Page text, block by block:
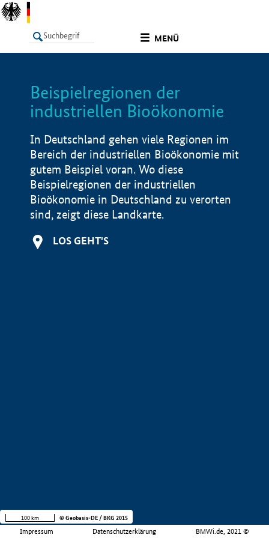
MENÜ
LISTE
Beispielregionen der
industriellen Bioökonomie
In Deutschland gehen viele Regionen im
Bereich der industriellen Bioökonomie mit
gutem Beispiel voran. Wo diese
Beispielregionen der industriellen
Bioökonomie in Deutschland zu verorten
sind, zeigt diese Landkarte.
LOS GEHT'S
Impressum Datenschutzerklärung BMWi.de, 2021 ©
100 km © Geobasis-DE / BKG 2015